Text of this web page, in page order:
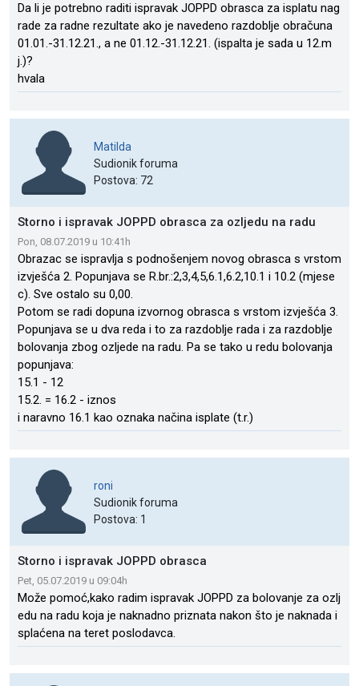
Da li je potrebno raditi ispravak JOPPD obrasca za isplatu nag
rade za radne rezultate ako je navedeno razdoblje obračuna
01.01.-31.12.21., a ne 01.12.-31.12.21. (ispalta je sada u 12.m
j.)?
hvala
Matilda
Sudionik foruma
Postova: 72
Storno i ispravak JOPPD obrasca za ozljedu na radu
Pon, 08.07.2019 u 10:41h
Obrazac se ispravlja s podnošenjem novog obrasca s vrstom
izvješća 2. Popunjava se R.br.:2,3,4,5,6.1,6.2,10.1 i 10.2 (mjese
c). Sve ostalo su 0,00.
Potom se radi dopuna izvornog obrasca s vrstom izvješća 3.
Popunjava se u dva reda i to za razdoblje rada i za razdoblje
bolovanja zbog ozljede na radu. Pa se tako u redu bolovanja
popunjava:
15.1 - 12
15.2. = 16.2 - iznos
i naravno 16.1 kao oznaka načina isplate (t.r.)
roni
Sudionik foruma
Postova: 1
Storno i ispravak JOPPD obrasca
Pet, 05.07.2019 u 09:04h
Može pomoć,kako radim ispravak JOPPD za bolovanje za ozlj
edu na radu koja je naknadno priznata nakon što je naknada i
splaćena na teret poslodavca.